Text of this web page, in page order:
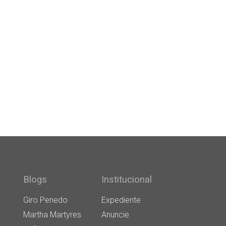
Blogs
Giro Penedo
Martha Martyres
Institucional
Expediente
Anuncie